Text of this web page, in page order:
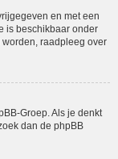
en met een
is beschikbaar onder
raadpleeg over
Groep. Als je denkt
dan de phpBB